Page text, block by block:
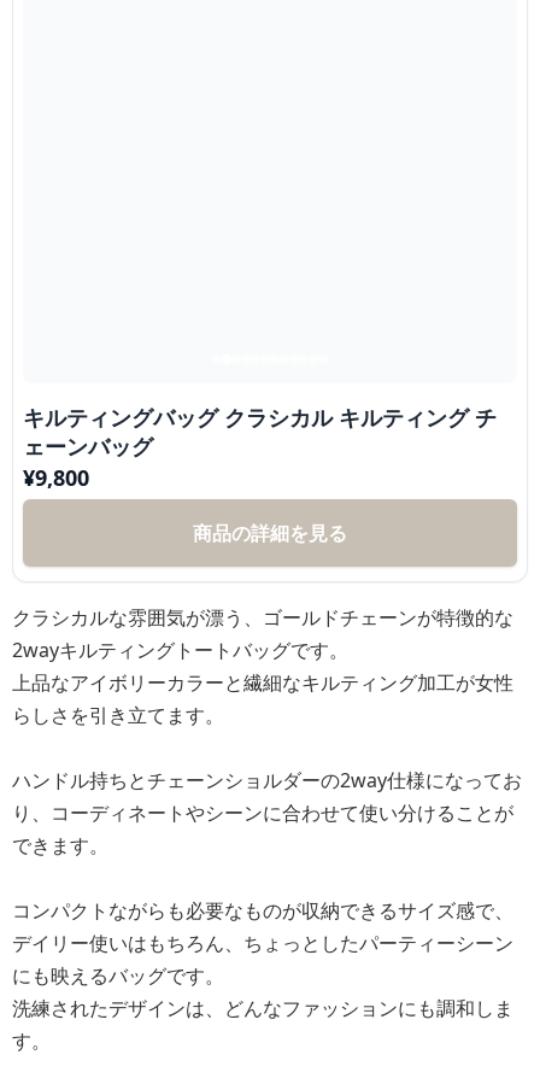
キルティングバッグ クラシカル キルティング チ
ェーンバッグ
¥9,800
商品の詳細を見る
クラシカルな雰囲気が漂う、ゴールドチェーンが特徴的な
2wayキルティングトートバッグです。
上品なアイボリーカラーと繊細なキルティング加工が女性
らしさを引き立てます。
ハンドル持ちとチェーンショルダーの2way仕様になってお
り、コーディネートやシーンに合わせて使い分けることが
できます。
コンパクトながらも必要なものが収納できるサイズ感で、
デイリー使いはもちろん、ちょっとしたパーティーシーン
にも映えるバッグです。
洗練されたデザインは、どんなファッションにも調和しま
す。